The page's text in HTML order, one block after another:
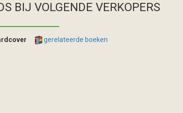
BIJ VOLGENDE VERKOPERS
gerelateerde boeken